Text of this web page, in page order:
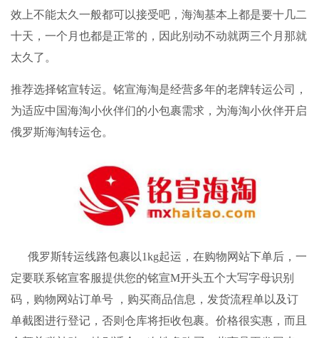
效上不能太久一般都可以接受吧，海淘基本上都是要十几二
十天，一个月也都是正常的，因此别动不动就两三个月那就
太久了。
推荐选择铭宣转运。 铭宣海淘是经营多年的老牌转运公司，
为适应中国海淘小伙伴们的小包裹需求，为海淘小伙伴开启
俄罗斯海淘转运仓。
俄罗斯转运线路包裹以1kg起运，在购物网站下单后，一
定要联系铭宣客服提供您的铭宣M开头五个大写字母识别
码，购物网站订单号 ，购买商品信息，发货流程单以及订
单截图进行登记，否则仓库将拒收包裹。 价格很实惠，而且